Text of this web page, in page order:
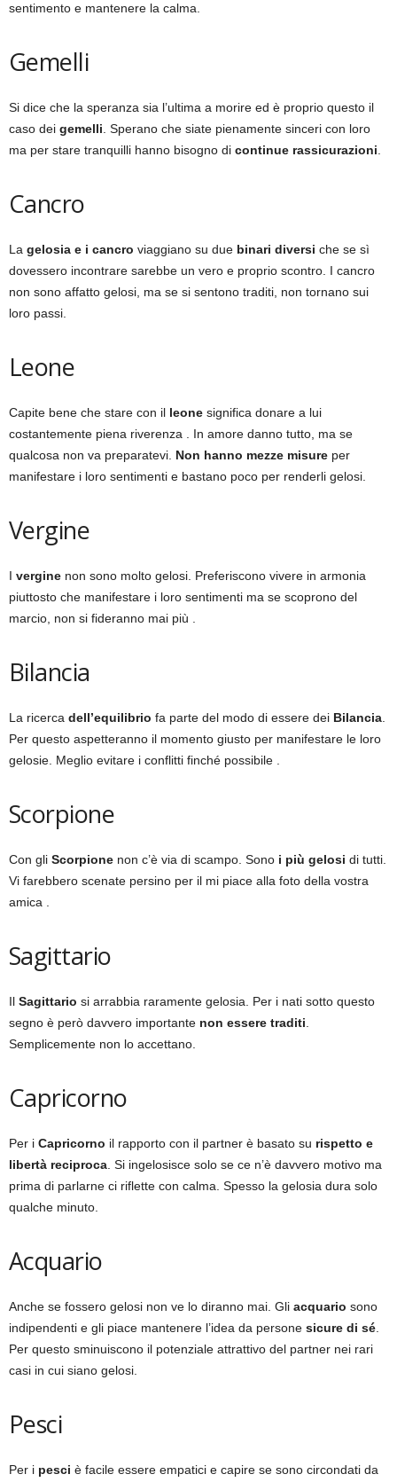
sentimento e mantenere la calma.
Gemelli
Si dice che la speranza sia l’ultima a morire ed è proprio questo il
caso dei gemelli . Sperano che siate pienamente sinceri con loro
ma per stare tranquilli hanno bisogno di continue rassicurazioni
Cancro
La gelosia e i cancro viaggiano su due binari diversi che se sì
dovessero incontrare sarebbe un vero e proprio scontro. I cancro
non sono affatto gelosi, ma se si sentono traditi, non tornano sui
loro passi.
Leone
Capite bene che stare con il leone significa donare a lui
costantemente piena riverenza . In amore danno tutto, ma se
qualcosa non va preparatevi. Non hanno mezze misure per
manifestare i loro sentimenti e bastano poco per renderli gelosi.
Vergine
I vergine non sono molto gelosi. Preferiscono vivere in armonia
piuttosto che manifestare i loro sentimenti ma se scoprono del
marcio, non si fideranno mai più .
Bilancia
La ricerca dell’equilibrio fa parte del modo di essere dei Bilancia
Per questo aspetteranno il momento giusto per manifestare le loro
gelosie. Meglio evitare i conflitti finché possibile .
Scorpione
Con gli Scorpione non c’è via di scampo. Sono i più gelosi di tutti.
Vi farebbero scenate persino per il mi piace alla foto della vostra
amica .
Sagittario
Il Sagittario si arrabbia raramente gelosia. Per i nati sotto questo
segno è però davvero importante non essere traditi
Semplicemente non lo accettano.
Capricorno
Per i Capricorno il rapporto con il partner è basato su rispetto e
libertà reciproca . Si ingelosisce solo se ce n’è davvero motivo ma
prima di parlarne ci riflette con calma. Spesso la gelosia dura solo
qualche minuto.
Acquario
Anche se fossero gelosi non ve lo diranno mai. Gli acquario sono
indipendenti e gli piace mantenere l’idea da persone sicure di sé
Per questo sminuiscono il potenziale attrattivo del partner nei rari
casi in cui siano gelosi.
Pesci
Per i pesci è facile essere empatici e capire se sono circondati da